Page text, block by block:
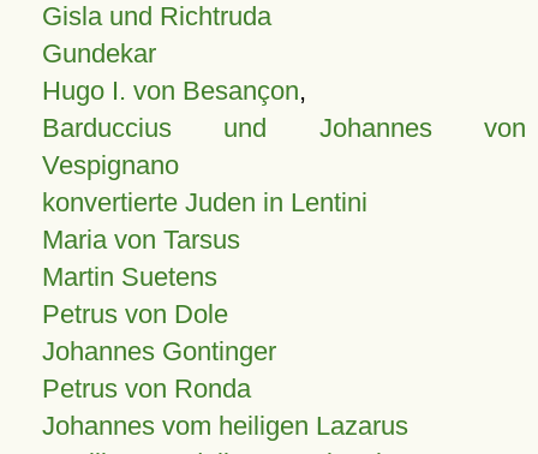
Gisla und Richtruda
Gundekar
Hugo I. von Besançon,
Barduccius und Johannes von
Vespignano
konvertierte Juden in Lentini
Maria von Tarsus
Martin Suetens
Petrus von Dole
Johannes Gontinger
Petrus von Ronda
Johannes vom heiligen Lazarus